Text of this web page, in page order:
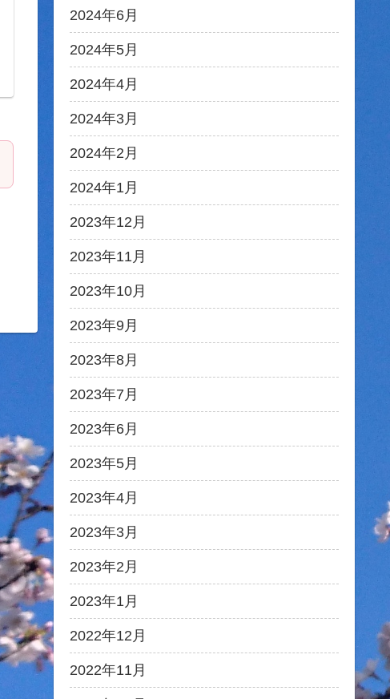
2024年6月
2024年5月
2024年4月
2024年3月
2024年2月
2024年1月
2023年12月
2023年11月
2023年10月
2023年9月
2023年8月
2023年7月
2023年6月
2023年5月
2023年4月
2023年3月
2023年2月
2023年1月
2022年12月
2022年11月